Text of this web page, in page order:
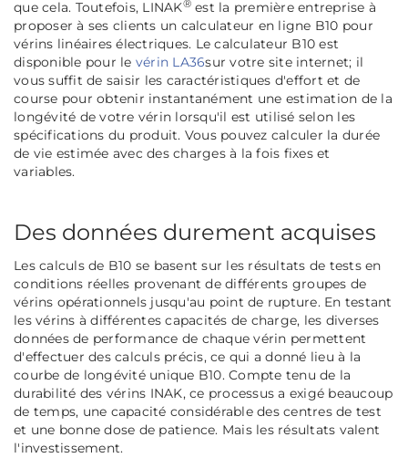
que cela. Toutefois, LINAK®est la première entreprise à
proposer à ses clients un calculateur en ligne B10 pour
vérins linéaires électriques. Le calculateur B10 est
disponible pour le vérin LA36sur votre site internet; il
vous suffit de saisir les caractéristiques d'effort et de
course pour obtenir instantanément une estimation de la
longévité de votre vérin lorsqu'il est utilisé selon les
spécifications du produit. Vous pouvez calculer la durée
de vie estimée avec des charges à la fois fixes et
variables.
Des données durement acquises
Les calculs de B10 se basent sur les résultats de tests en
conditions réelles provenant de différents groupes de
vérins opérationnels jusqu'au point de rupture. En testant
les vérins à différentes capacités de charge, les diverses
données de performance de chaque vérin permettent
d'effectuer des calculs précis, ce qui a donné lieu à la
courbe de longévité unique B10. Compte tenu de la
durabilité des vérins INAK, ce processus a exigé beaucoup
de temps, une capacité considérable des centres de test
et une bonne dose de patience. Mais les résultats valent
l'investissement.